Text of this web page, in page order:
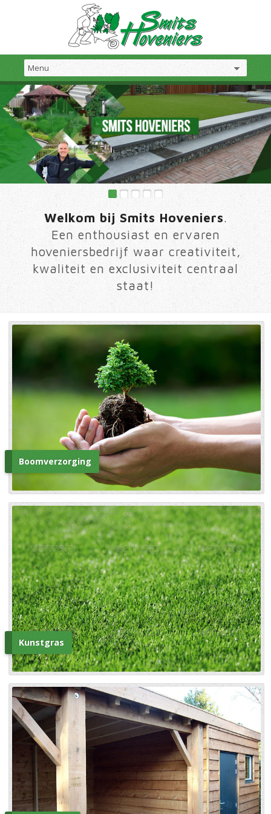
Welkom bij Smits Hoveniers.
Een enthousiast en ervaren
hoveniersbedrijf waar creativiteit,
kwaliteit en exclusiviteit centraal
staat!
Boomverzorging
Kunstgras